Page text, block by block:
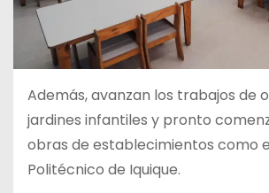
Además, avanzan los trabajos de
jardines infantiles y pronto
obras de establecimientos como
Politécnico de Iquique.